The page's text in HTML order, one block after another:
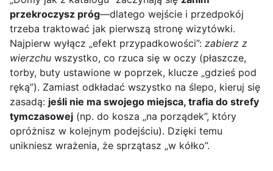
przekroczysz próg—dlatego wejście i przedpokój
trzeba traktować jak pierwszą stronę wizytówki.
Najpierw wyłącz „efekt przypadkowości”: zabierz z
wierzchu wszystko, co rzuca się w oczy (płaszcze,
torby, buty ustawione w poprzek, klucze „gdzieś pod
ręką”). Zamiast odkładać wszystko na ślepo, kieruj się
zasadą: jeśli nie ma swojego miejsca, trafia do strefy
tymczasowej (np. do kosza „na porządek”, który
opróżnisz w kolejnym podejściu). Dzięki temu
unikniesz wrażenia, że sprzątasz „w kółko”.